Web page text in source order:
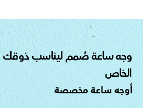
وجه ساعة صُمم ليناسب ذوقك
الخاص
أوجه ساعة مخصصة